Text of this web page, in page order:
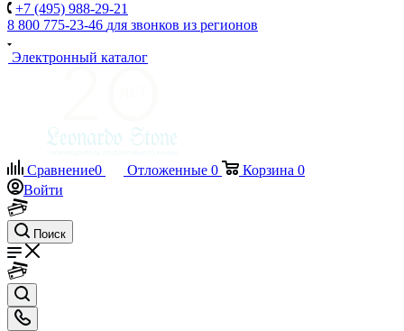
+7 (495) 988-29-21
8 800 775-23-46 для звонков из регионов
Электронный каталог
Сравнение0 Отложенные 0 Корзина 0
Войти
Поиск